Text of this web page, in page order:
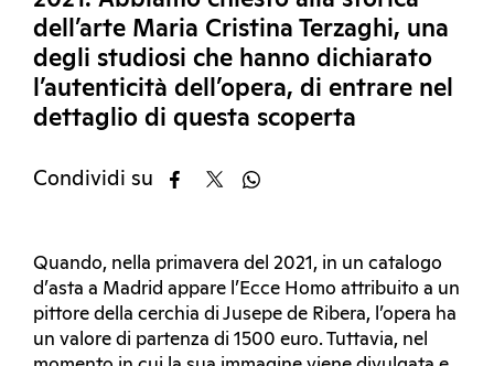
dell’arte Maria Cristina Terzaghi, una
degli studiosi che hanno dichiarato
l’autenticità dell’opera, di entrare nel
dettaglio di questa scoperta
Condividi su
Quando, nella primavera del 2021, in un catalogo
d’asta a Madrid appare l’Ecce Homo attribuito a un
pittore della cerchia di Jusepe de Ribera, l’opera ha
un valore di partenza di 1500 euro. Tuttavia, nel